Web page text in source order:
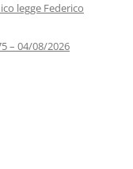
legge Federico
– 04/08/2026